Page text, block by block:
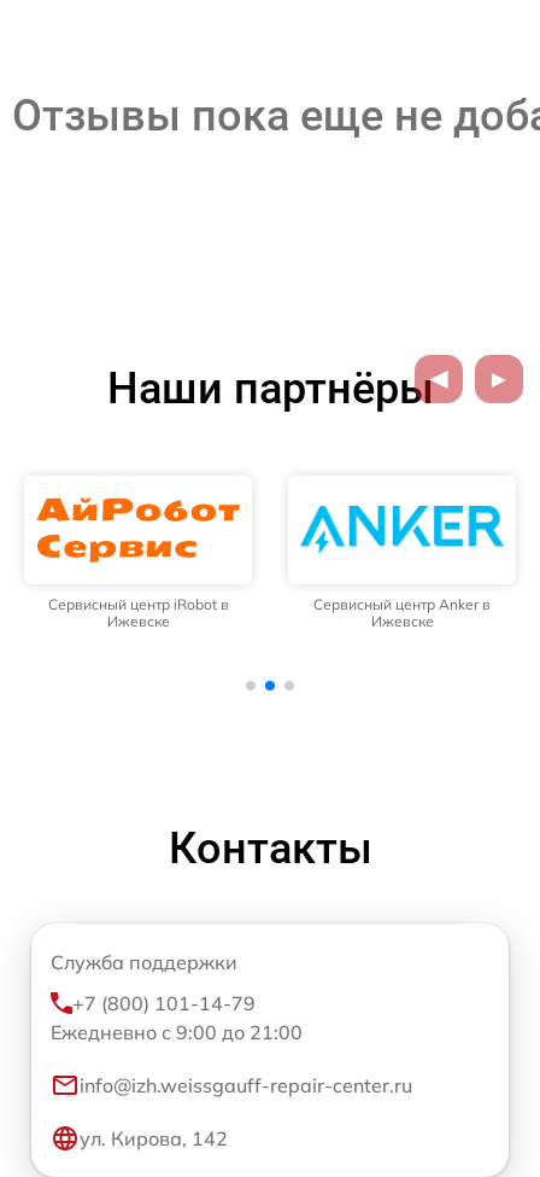
Отзывы пока еще не
Наши партнёры
Сервисный центр iRobot в
Ижевске
Сервисный центр Anker в
Ижевске
Контакты
Служба поддержки
+7 (800) 101-14-79
Ежедневно с 9:00 до 21:00
info@izh.weissgauff-repair-center.ru
ул. Кирова, 142